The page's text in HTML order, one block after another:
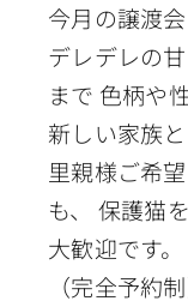
今月の譲渡
デレデレの
まで 色柄や
新しい家族
里親様ご希
も、 保護猫
大歓迎です
（完全予約